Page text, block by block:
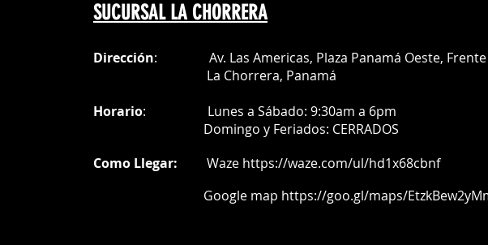
SUCURSAL LA CHORRERA
Dirección: Av. Las Americas, Plaza Panamá Oeste, Frente
La Chorrera, Panamá
Horario: Lunes a Sábado: 9:30am a 6pm
Domingo y Feriados: CERRADOS
Como Llegar: Waze https://waze.com/ul/hd1x68cbnf
Google map https://goo.gl/maps/